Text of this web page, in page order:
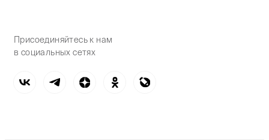
Присоединяйтесь к нам
в социальных сетях